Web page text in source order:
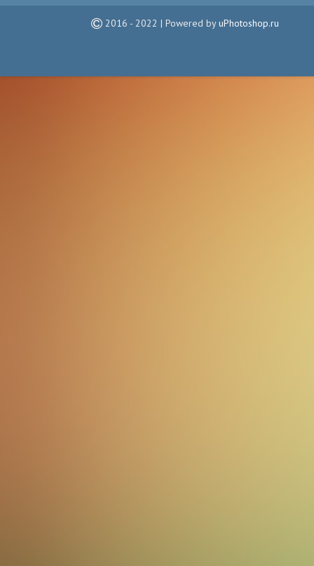
2016 - 2022 | Powered byuPhotoshop.ru